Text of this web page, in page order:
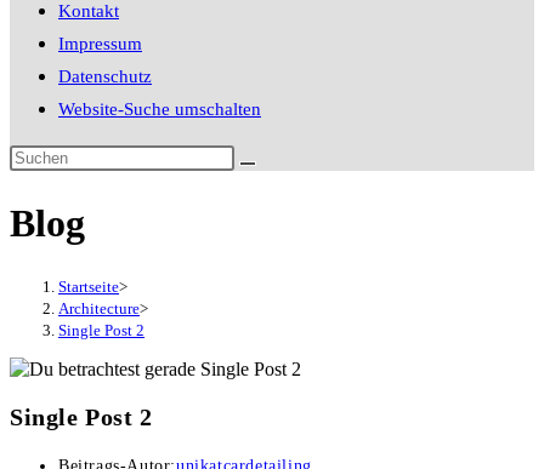
Kontakt
Impressum
Datenschutz
Website-Suche umschalten
Blog
Startseite>
Architecture>
Single Post 2
Single Post 2